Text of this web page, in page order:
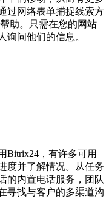
过网络表单捕捉线索方
助。只需在您的网站
询问他们的信息。
Bitrix24，有许多可用
度并了解情况。从任务
的内置电话服务，团队
寻找与客户的多渠道沟